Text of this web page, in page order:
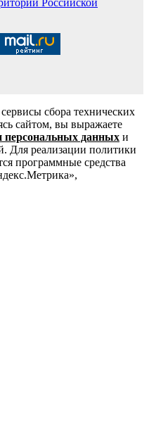
Российской
сбора технических
сайтом, вы выражаете
персональных данных и
Для реализации политики
программные средства